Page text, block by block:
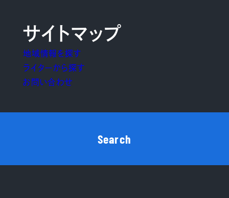
サイトマップ
地域情報を探す
ライターから探す
お問い合わせ
Search